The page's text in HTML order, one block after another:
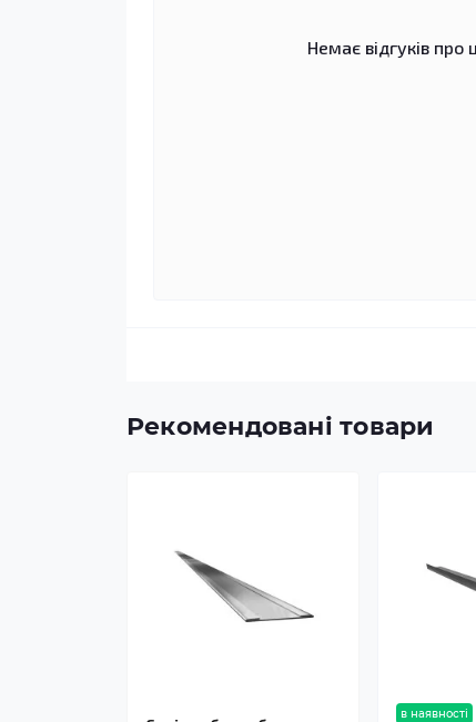
Немає відгуків про
Рекомендовані товари
в наявності